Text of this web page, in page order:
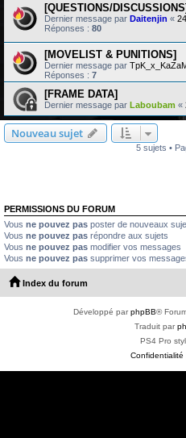
[QUESTIONS/DISCUSSIONS]
Dernier message par Daitenjin «
Réponses : 80
[MOVELIST & PUNITIONS]
Dernier message par
Réponses : 7
[FRAME DATA]
Dernier message par Laboubam «
Nouveau sujet
5 sujets •
PERMISSIONS DU FORUM
Vous ne pouvez pas poster de nouveaux
Vous ne pouvez pas répondre aux sujets
Vous ne pouvez pas modifier vos messages
Vous ne pouvez pas supprimer vos
Index du forum
Développé parphpBB®
Traduit par
PS4 Pro
Confidentialité